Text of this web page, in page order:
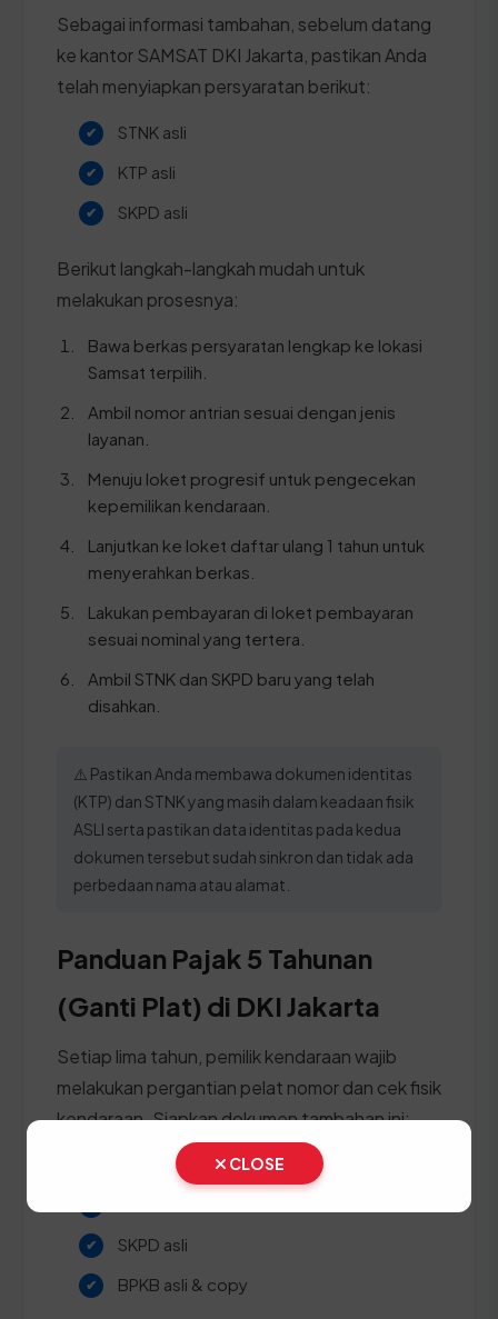
Sebagai informasi tambahan, sebelum datang
ke kantor SAMSAT DKI Jakarta, pastikan Anda
telah menyiapkan persyaratan berikut:
STNK asli
KTP asli
SKPD asli
Berikut langkah-langkah mudah untuk
melakukan prosesnya:
Bawa berkas persyaratan lengkap ke lokasi
Samsat terpilih.
Ambil nomor antrian sesuai dengan jenis
layanan.
Menuju loket progresif untuk pengecekan
kepemilikan kendaraan.
Lanjutkan ke loket daftar ulang 1 tahun untuk
menyerahkan berkas.
Lakukan pembayaran di loket pembayaran
sesuai nominal yang tertera.
Ambil STNK dan SKPD baru yang telah
disahkan.
⚠️ Pastikan Anda membawa dokumen identitas
(KTP) dan STNK yang masih dalam keadaan fisik
ASLI serta pastikan data identitas pada kedua
dokumen tersebut sudah sinkron dan tidak ada
perbedaan nama atau alamat.
Panduan Pajak 5 Tahunan
(Ganti Plat) di DKI Jakarta
Setiap lima tahun, pemilik kendaraan wajib
melakukan pergantian pelat nomor dan cek fisik
kendaraan. Siapkan dokumen tambahan ini:
STNK asli
SKPD asli
BPKB asli & copy
CLOSE